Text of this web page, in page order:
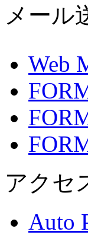
メール
Web
アクセ
Auto